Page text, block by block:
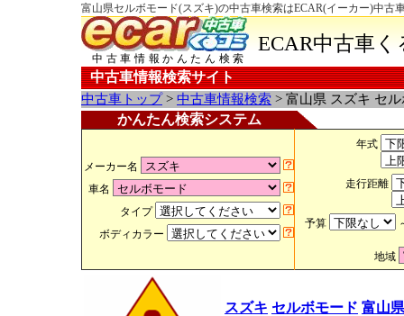
富山県セルボモード(スズキ)の中古車検索はECAR(イーカー)中古
中古車情報かんたん検索
ECAR中古車
中古車情報検索サイト
中古車トップ> 中古車情報検索 > 富山県 スズキ セ
かんたん検索システム
メーカー名
車名
タイプ
ボディカラー
年式
走行距離
予算
地域
スズキ セルボモード 富山県